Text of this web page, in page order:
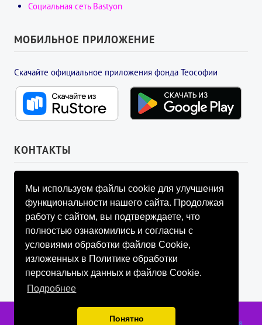
Мы используем файлы cookie для улучшения
функциональности нашего сайта. Продолжая
работу с сайтом, вы подтверждаете, что
полностью ознакомились и согласны с
условиями обработки файлов Cookie,
изложенных в Политике обработки
персональных данных и файлов Cookie.
Подробнее
Понятно
Социальная сеть Bastyon
МОБИЛЬНОЕ ПРИЛОЖЕНИЕ
Скачайте официальное приложения фонда Теософии
КОНТАКТЫ
УПРАВЛЯЮЩИЙ СОВЕТ ФОНДА
info@fondtheosophy.ru
+7 (926) 184-90-66
+7 (926) 910-92-77
+7 (962) 907-24-88
деятельности «ТЕОСОФИЯ», г. Санкт-Петербург, 2018-2026 гг.
Публичная